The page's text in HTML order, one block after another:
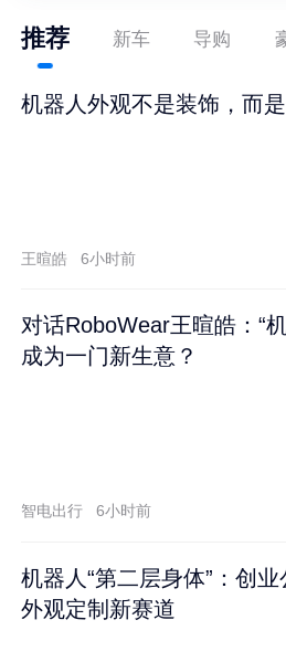
推荐 新车 导购
机器人外观不是装饰，而
王暄皓 6小时前
对话RoboWear王暄皓：“
成为一门新生意？
智电出行 6小时前
机器人“第二层身体”：创
外观定制新赛道